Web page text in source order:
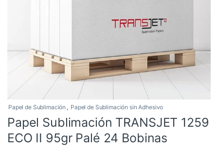
Papel de Sublimación , Papel de Sublimación sin Adhesivo
Papel Sublimación TRANSJET 1259
ECO II 95gr Palé 24 Bobinas